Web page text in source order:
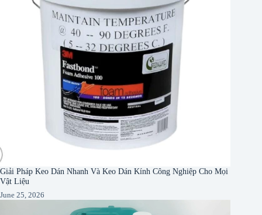
Giải Pháp Keo Dán Nhanh Và Keo Dán Kính Công Nghiệp Cho Mọi
Vật Liệu
June 25, 2026